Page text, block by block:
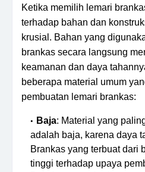
Ketika memilih lemari
terhadap bahan dan
krusial. Bahan yang
brankas secara langsung
keamanan dan daya
beberapa material umum
pembuatan lemari brankas:
Baja: Material yang
adalah baja, karena daya
Brankas yang terbuat dari
tinggi terhadap upaya